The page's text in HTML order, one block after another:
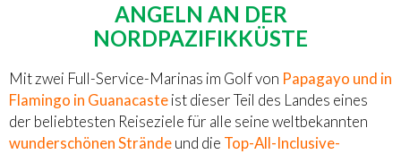
ANGELN AN DER
NORDPAZIFIKKÜSTE
Mit zwei Full-Service-Marinas im Golf von Papagayo und in
Flamingo in Guanacasteist dieser Teil des Landes eines
der beliebtesten Reiseziele für alle seine weltbekannten
wunderschönen Strändeund die Top-All-Inclusive-